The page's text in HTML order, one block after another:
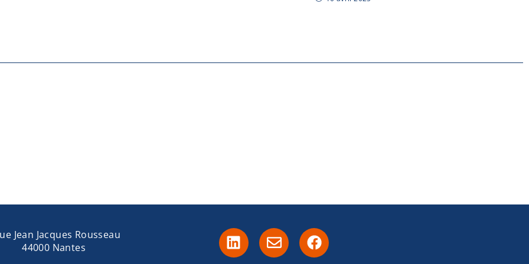
Jean Jacques Rousseau
44000 Nantes